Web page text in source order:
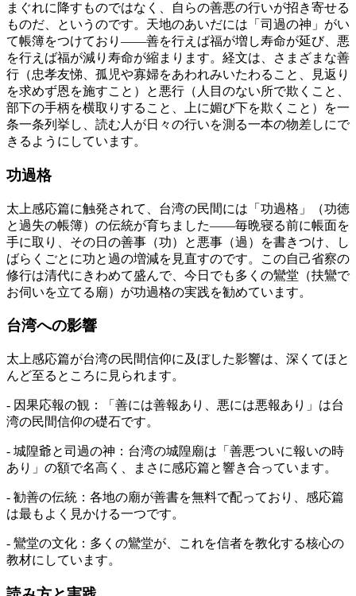
まぐれに降すものではなく、自らの善悪の行いが招き寄せる
ものだ、というのです。天地のあいだには「司過の神」がい
て帳簿をつけており——善を行えば福が増し寿命が延び、悪
を行えば福が減り寿命が縮まります。経文は、さまざまな善
行（忠孝友悌、孤児や寡婦をあわれみいたわること、見返り
を求めず恩を施すこと）と悪行（人目のない所で欺くこと、
部下の手柄を横取りすること、上に媚び下を欺くこと）を一
条一条列挙し、読む人が日々の行いを測る一本の物差しにで
きるようにしています。
功過格
太上感応篇に触発されて、台湾の民間には「功過格」（功徳
と過失の帳簿）の伝統が育ちました——毎晩寝る前に帳面を
手に取り、その日の善事（功）と悪事（過）を書きつけ、し
ばらくごとに功と過の増減を見直すのです。この自己省察の
修行は清代にきわめて盛んで、今日でも多くの鸞堂（扶鸞で
お伺いを立てる廟）が功過格の実践を勧めています。
台湾への影響
太上感応篇が台湾の民間信仰に及ぼした影響は、深くてほと
んど至るところに見られます。
- 因果応報の観：「善には善報あり、悪には悪報あり」は台
湾の民間信仰の礎石です。
- 城隍爺と司過の神：台湾の城隍廟は「善悪ついに報いの時
あり」の額で名高く、まさに感応篇と響き合っています。
- 勧善の伝統：各地の廟が善書を無料で配っており、感応篇
は最もよく見かける一つです。
- 鸞堂の文化：多くの鸞堂が、これを信者を教化する核心の
教材にしています。